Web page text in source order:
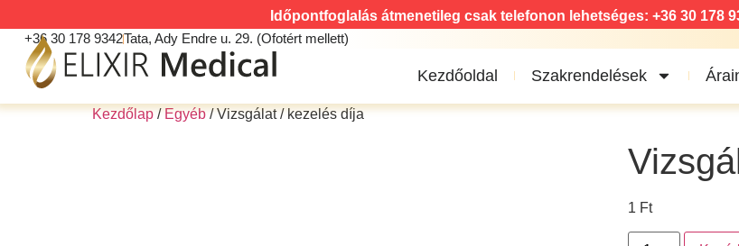
Időpontfoglalás átmenetileg csak telefonon lehetséges: +36 30 178
+36 30 178 9342Tata, Ady Endre u. 29. (Ofotért mellett)
Kezdőoldal Szakrendelések
Kezdőlap/Egyéb/ Vizsgálat / kezelés díja
1 Ft